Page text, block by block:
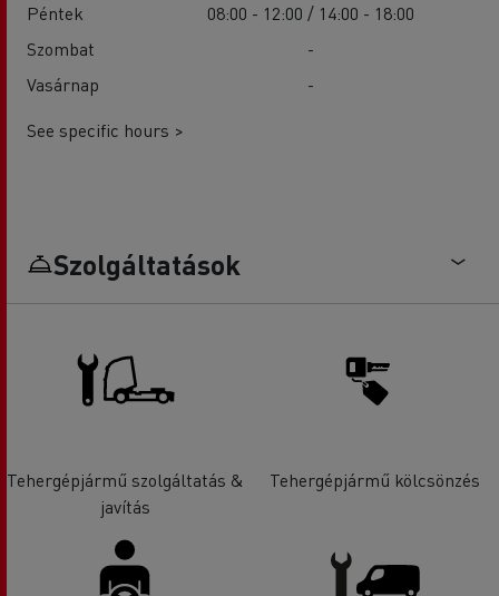
Péntek
08:00 - 12:00 / 14:00 - 18:00
Szombat
-
Vasárnap
-
See specific hours >
Szolgáltatások
Tehergépjármű szolgáltatás &
javítás
Tehergépjármű kölcsönzés